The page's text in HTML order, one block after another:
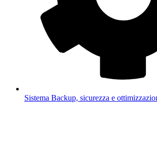
Sistema Backup, sicurezza e